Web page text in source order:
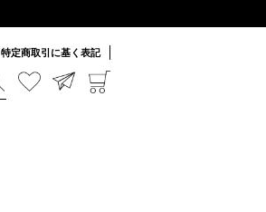
特定商取引に基く表記